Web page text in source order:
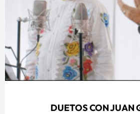
DUETOS CON JUAN